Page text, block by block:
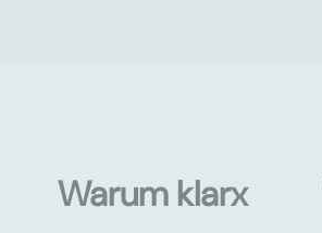
Warum klarx